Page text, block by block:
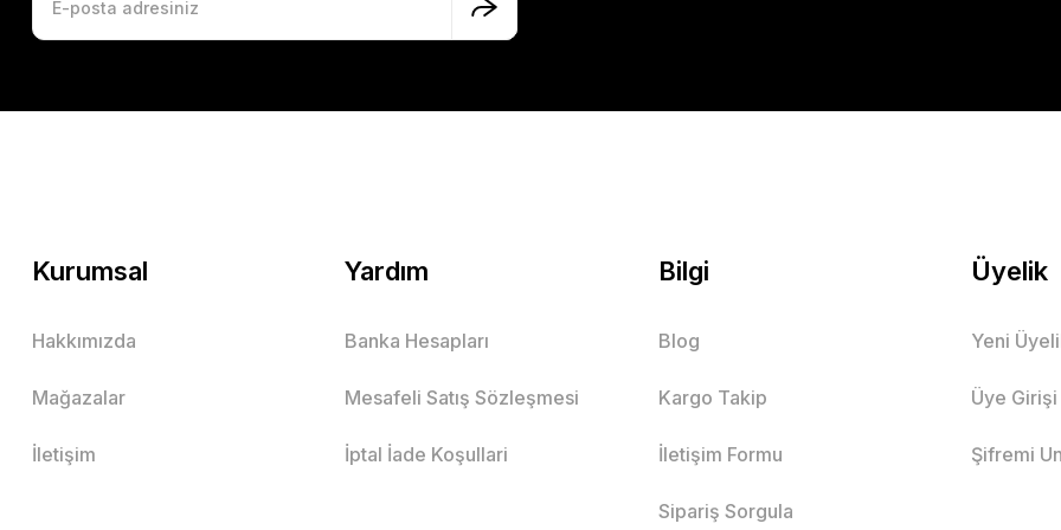
Kurumsal
Hakkımızda
Mağazalar
İletişim
Yardım
Banka Hesapları
Mesafeli Satış Sözleşmesi
İptal İade Koşullari
Bilgi
Blog
Kargo Takip
İletişim Formu
Sipariş Sorgula
Üyelik
Yeni
Üye Girişi
Şifremi